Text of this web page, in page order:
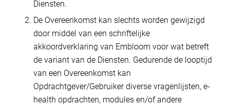
Diensten.
De Overeenkomst kan slechts worden gewijzigd
door middel van een schriftelijke
akkoordverklaring van Embloom voor wat betreft
de variant van de Diensten. Gedurende de looptijd
van een Overeenkomst kan
Opdrachtgever/Gebruiker diverse vragenlijsten, e-
health opdrachten, modules en/of andere